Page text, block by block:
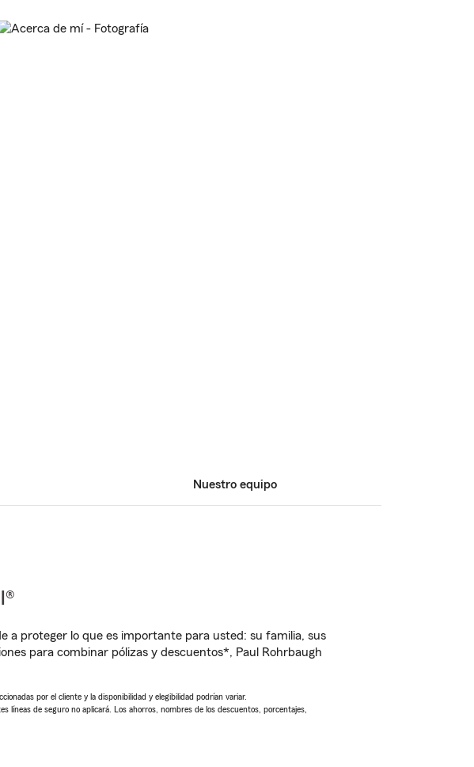
Nuestro equipo
a proteger lo que es importante para usted: su familia, sus
para combinar pólizas y descuentos*, Paul Rohrbaugh
por el cliente y la disponibilidad y elegibilidad podrían variar.
líneas de seguro no aplicará. Los ahorros, nombres de los descuentos, porcentajes,